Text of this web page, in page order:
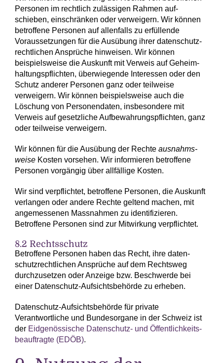
Personen im recht­lich zu­lässigen Rahmen auf­
schieben, ein­schränken oder ver­weigern. Wir können
betroffene Personen auf allen­falls zu erfüllende
Voraus­setzungen für die Ausübung ihrer daten­schutz­
rechtlichen Ansprüche hinweisen. Wir können
beispiels­weise die Aus­kunft mit Ver­weis auf Geheim­
haltungs­pflichten, überwiegende Inter­essen oder den
Schutz anderer Personen ganz oder teil­weise
verweigern. Wir können beispielsweise auch die
Löschung von Personen­daten, ins­besondere mit
Verweis auf gesetz­liche Auf­bewahrungs­pflichten, ganz
oder teil­weise verweigern.
Wir können für die Aus­übung der Rechte ausnahms­
weiseKosten vor­sehen. Wir infor­mieren be­troffene
Per­sonen vorgängig über all­fällige Kosten.
Wir sind ver­pflichtet, betroffene Personen, die Auskunft
ver­langen oder andere Rechte geltend machen, mit
angemessenen Mass­nahmen zu identi­fizieren.
Betroffene Personen sind zur Mit­wirkung verpflichtet.
8.2 Rechtsschutz
Betroffene Personen haben das Recht, ihre daten­
schutz­rechtlichen Ansprüche auf dem Recht­sweg
durch­zusetzen oder Anzeige bzw. Beschwerde bei
einer Daten­schutz-Auf­sichts­behörde zu erheben.
Daten­schutz-Aufsichts­behörde für private
Verantwortliche und Bundes­organe in der Schweiz ist
der Eid­genössische Daten­schutz- und Öffentlich­keits­
beauftragte (EDÖB).